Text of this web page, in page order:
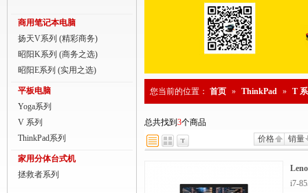
商用分体台式机
家用一体台式机
ThinkPad
ThinkStation工作站
联想服务器
商用笔记本电脑
扬天V系列 (精彩商务)
昭阳K系列 (商务之选)
昭阳E系列 (实用之选)
平板电脑
Yoga系列
V 系列
ThinkPad系列
家用分体台式机
拯救者系列
您当前的位置： 首页 » ThinkPad » T
总共找到 3个商品
价格
销量
i7-